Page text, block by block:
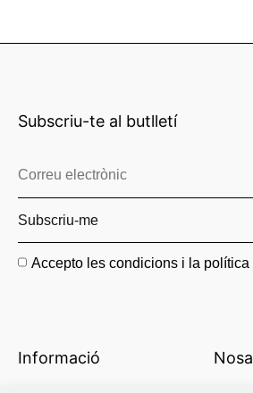
Subscriu-te al butlletí
Accepto les condicions i la política
Informació